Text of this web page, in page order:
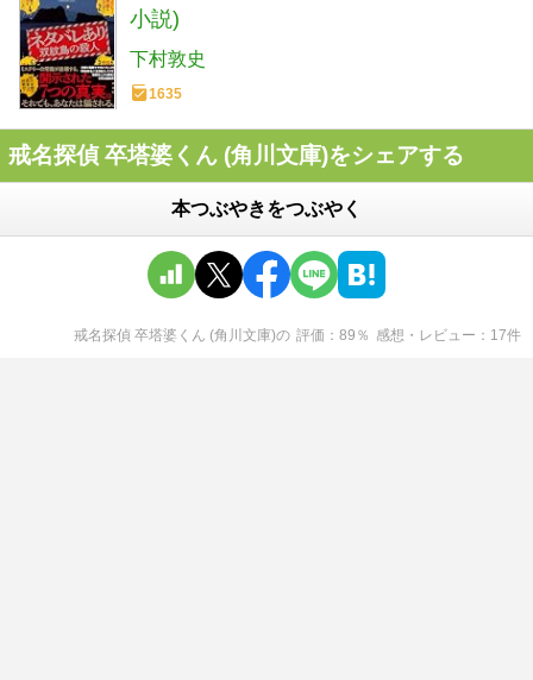
小説)
下村敦史
1635
戒名探偵 卒塔婆くん (角川文庫)をシェアする
本つぶやきをつぶやく
戒名探偵 卒塔婆くん (角川文庫)の 評価 89 ％ 感想・レビュー 17件